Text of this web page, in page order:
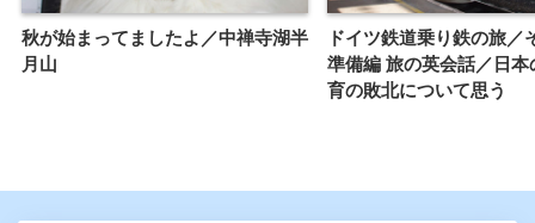
秋が始まってましたよ／中禅寺湖半
月山
ドイツ鉄道乗り鉄の旅／
準備編 旅の英会話／日本
育の敗北について思う